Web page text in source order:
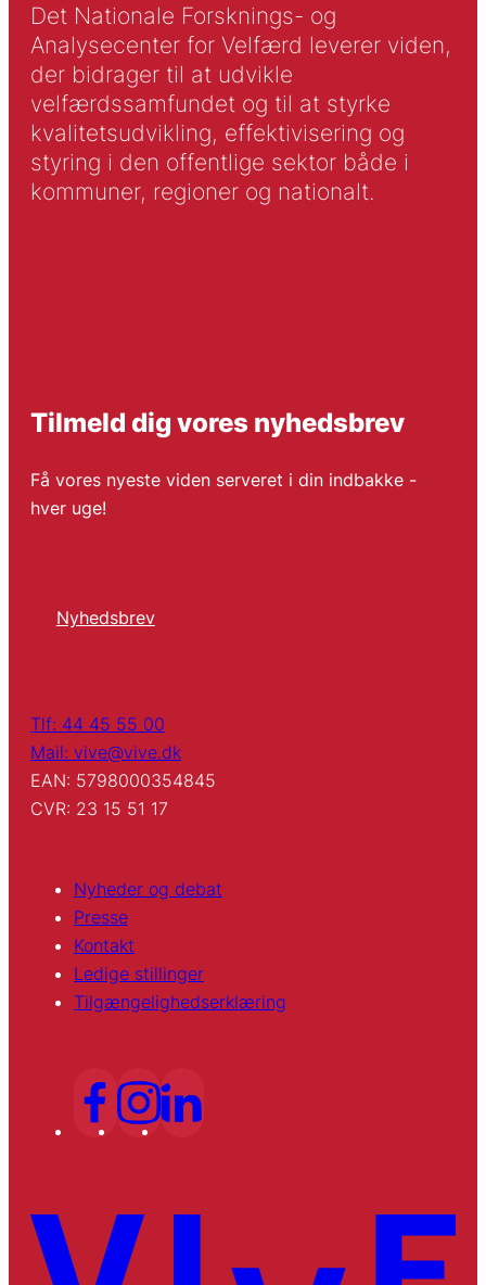
Det Nationale Forsknings- og
Analysecenter for Velfærd leverer viden,
der bidrager til at udvikle
velfærdssamfundet og til at styrke
kvalitetsudvikling, effektivisering og
styring i den offentlige sektor både i
kommuner, regioner og nationalt.
Tilmeld dig vores nyhedsbrev
Få vores nyeste viden serveret i din indbakke -
hver uge!
Nyhedsbrev
Tlf: 44 45 55 00
Mail: vive@vive.dk
EAN: 5798000354845
CVR: 23 15 51 17
Nyheder og debat
Presse
Kontakt
Ledige stillinger
Tilgængelighedserklæring